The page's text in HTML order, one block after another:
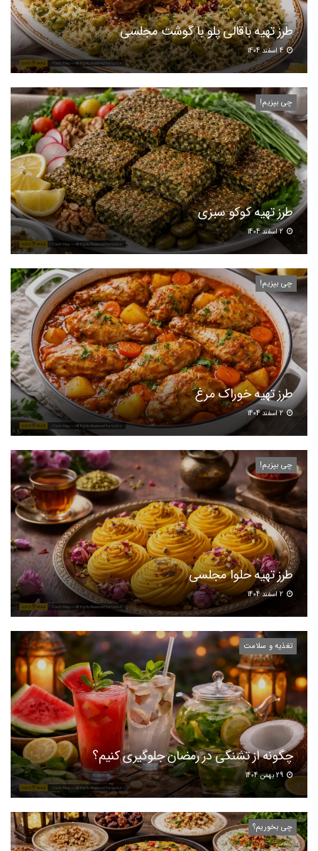
طرز تهیه باقالی پلو با گوشت مجلسی
4 اسفند 1404
چی بپزیم!
طرز تهیه کوکو سبزی
2 اسفند 1404
چی بپزیم!
طرز تهیه خوراک مرغ
2 اسفند 1404
چی بپزیم!
طرز تهیه حلوا مجلسی
تغذیه و سلامت
چگونه از تشنگی در رمضان جلوگیری کنیم؟
29 بهمن 1404
چی بخوریم؟